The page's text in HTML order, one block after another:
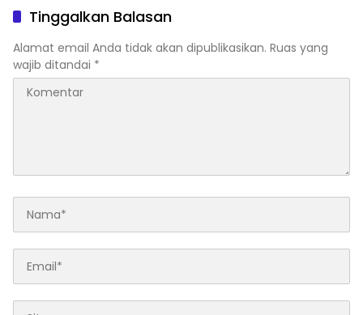
SELATAN MENDAPAT
SOROTAN MASYARAKAT
RELASI PUBLIK.
Tinggalkan Balasan
Alamat email Anda tidak akan dipublikasikan. Ruas yang
wajib ditandai *